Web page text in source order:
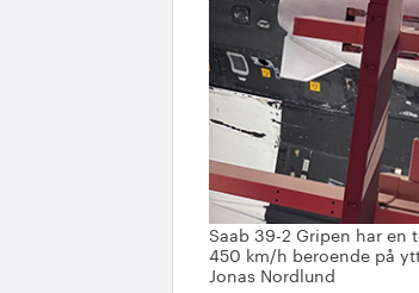
Saab 39-2 Gripen har en
450 km/h beroende på
Jonas Nordlund